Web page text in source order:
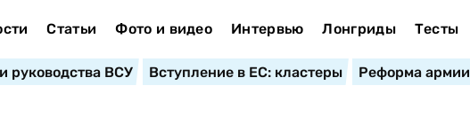
Статьи Фото и видео Интервью Лонгриды Тесты
руководства ВСУ Вступление в ЕС: кластеры Реформа армии